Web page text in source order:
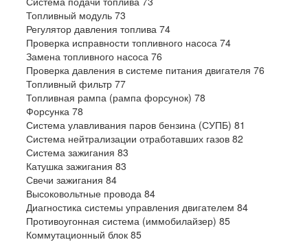
Топливный модуль 73
Регулятор давления топлива 74
Проверка исправности топливного насоса 74
Замена топливного насоса 76
Проверка давления в системе питания двигателя 76
Топливный фильтр 77
Топливная рампа (рампа форсунок) 78
Форсунка 78
Система улавливания паров бензина (СУПБ) 81
Система нейтрализации отработавших газов 82
Система зажигания 83
Катушка зажигания 83
Свечи зажигания 84
Высоковольтные провода 84
Диагностика системы управления двигателем 84
Противоугонная система (иммобилайзер) 85
Коммутационный блок 85